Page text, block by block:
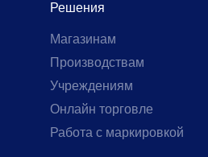
Решения
Магазинам
Производствам
Учреждениям
Онлайн торговле
Работа с маркировкой